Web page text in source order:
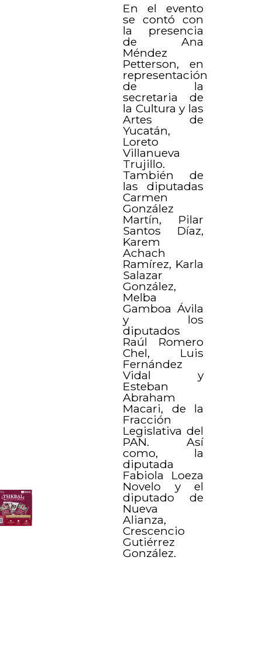
En el evento
se contó con
la presencia
de Ana
Méndez
Petterson, en
representación
de la
secretaria de
la Cultura y las
Artes de
Yucatán,
Loreto
Villanueva
Trujillo.
También de
las diputadas
Carmen
González
Martín, Pilar
Santos Díaz,
Karem
Achach
Ramírez, Karla
Salazar
González,
Melba
Gamboa Ávila
y los
diputados
Raúl Romero
Chel, Luis
Fernández
Vidal y
Esteban
Abraham
Macari, de la
Fracción
Legislativa del
PAN. Así
como, la
diputada
Fabiola Loeza
Novelo y el
diputado de
Nueva
Alianza,
Crescencio
Gutiérrez
González.